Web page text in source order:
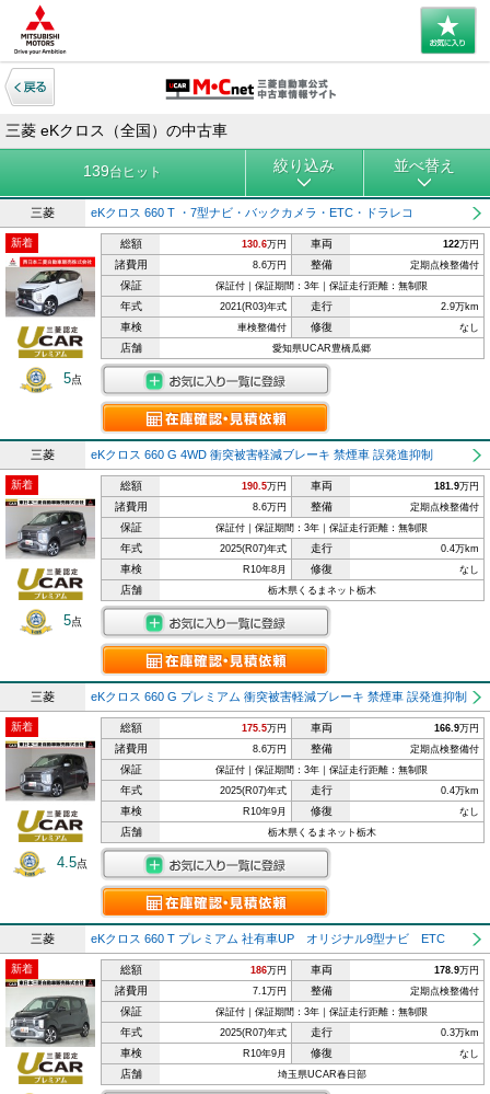
三菱 eKクロス（全国）の中古車
139台ヒット 絞り込み 並べ替え
三菱 eKクロス 660 T ・7型ナビ・バックカメラ・ETC・ドラレコ
新着
5点
総額 130.6万円 車両 122万円
諸費用 8.6万円 整備 定期点検整備付
保証 保証付｜保証期間：3年｜保証走行距離：無制限
年式 2021(R03)年式 走行 2.9万km
車検 車検整備付 修復 なし
店舗 愛知県UCAR豊橋瓜郷
三菱 eKクロス 660 G 4WD 衝突被害軽減ブレーキ 禁煙車 誤発進抑制
新着
5点
総額 190.5万円 車両 181.9万円
諸費用 8.6万円 整備 定期点検整備付
保証 保証付｜保証期間：3年｜保証走行距離：無制限
年式 2025(R07)年式 走行 0.4万km
車検 R10年8月 修復 なし
店舗 栃木県くるまネット栃木
三菱 eKクロス 660 G プレミアム 衝突被害軽減ブレーキ 禁煙車 誤発進抑制
新着
4.5点
総額 175.5万円 車両 166.9万円
諸費用 8.6万円 整備 定期点検整備付
保証 保証付｜保証期間：3年｜保証走行距離：無制限
年式 2025(R07)年式 走行 0.4万km
車検 R10年9月 修復 なし
店舗 栃木県くるまネット栃木
三菱 eKクロス 660 T プレミアム 社有車UP オリジナル9型ナビ ETC
新着 総額 186万円 車両 178.9万円
諸費用 7.1万円 整備 定期点検整備付
保証 保証付｜保証期間：3年｜保証走行距離：無制限
年式 2025(R07)年式 走行 0.3万km
車検 R10年9月 修復 なし
店舗 埼玉県UCAR春日部